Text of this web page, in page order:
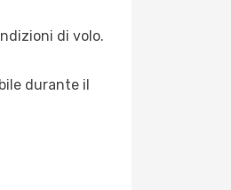
di volo.
durante il